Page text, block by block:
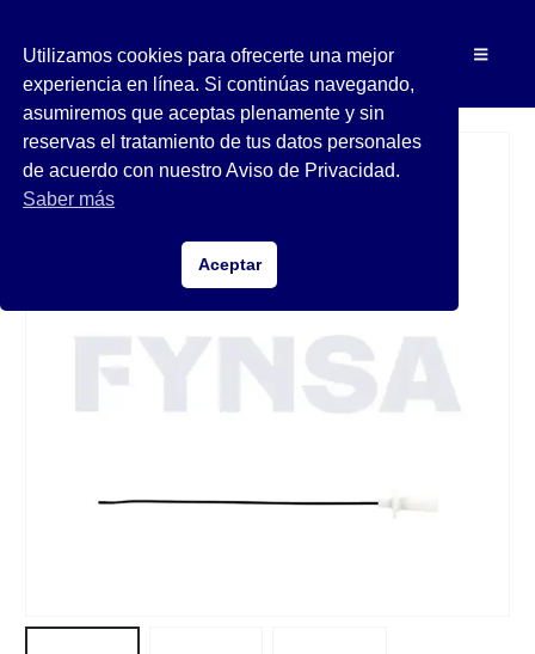
Utilizamos cookies para ofrecerte una mejor
experiencia en línea. Si continúas navegando,
asumiremos que aceptas plenamente y sin
reservas el tratamiento de tus datos personales
de acuerdo con nuestro Aviso de Privacidad.
Saber más
Aceptar